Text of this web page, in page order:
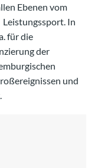
Ebenen vom
In
für die
der
und